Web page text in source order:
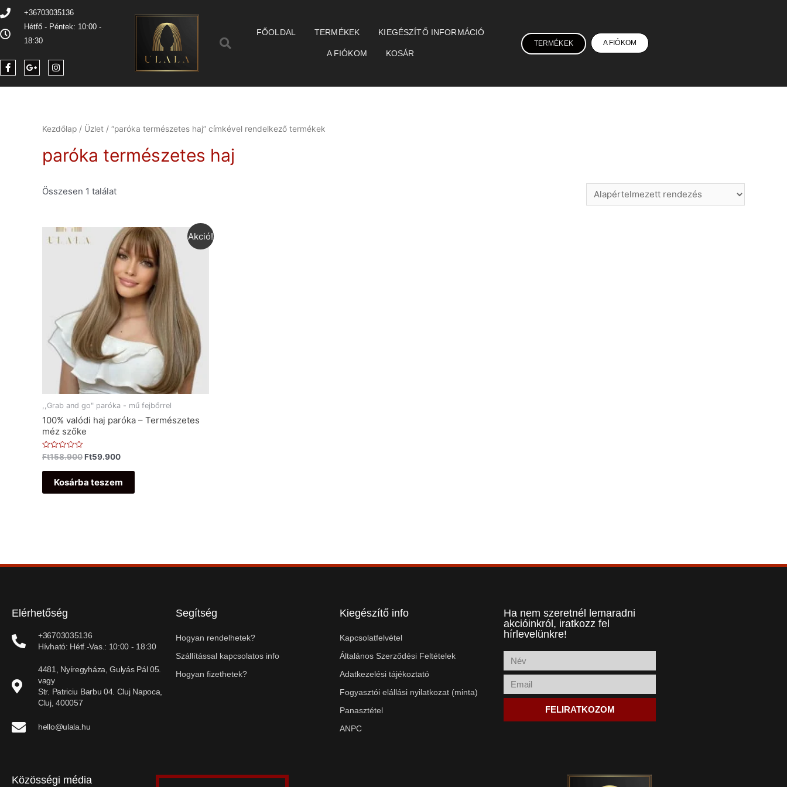
+36703035136
Hétfő - Péntek: 10:00 -
18:30
FŐOLDAL TERMÉKEK KIEGÉSZÍTŐ INFORMÁCIÓ
A FIÓKOM KOSÁR
TERMÉKEK A FIÓKOM
Kezdőlap / Üzlet / “paróka természetes haj” címkével rendelkező termékek
paróka természetes haj
Összesen 1 találat
Akció!
,,Grab and go" paróka - mű fejbőrrel
100% valódi haj paróka – Természetes
méz szőke
Értékelés:
/
Ft158.900Ft59.900
Kosárba teszem
Elérhetőség
+36703035136
Hívható: Hétf.-Vas.: 10:00 - 18:30
4481, Nyíregyháza, Gulyás Pál 05.
vagy
Str. Patriciu Barbu 04. Cluj Napoca,
Cluj, 400057
hello@ulala.hu
Segítség
Hogyan rendelhetek?
Szállítással kapcsolatos info
Hogyan fizethetek?
Kiegészítő info
Kapcsolatfelvétel
Általános Szerződési Feltételek
Adatkezelési tájékoztató
Fogyasztói elállási nyilatkozat (minta)
Panasztétel
ANPC
Ha nem szeretnél lemaradni
akcióinkról, iratkozz fel
hírlevelünkre!
FELIRATKOZOM
Közösségi média